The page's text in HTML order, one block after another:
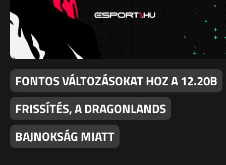
FONTOS VÁLTOZÁSOKAT HOZ A 12.20B
FRISSÍTÉS, A DRAGONLANDS
BAJNOKSÁG MIATT